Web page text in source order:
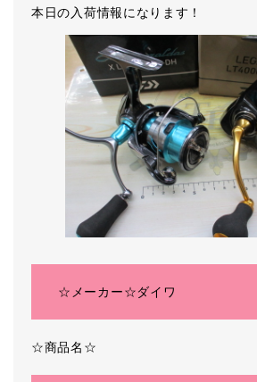
本日の入荷情報になります！
☆メーカー☆ダイワ
☆商品名☆